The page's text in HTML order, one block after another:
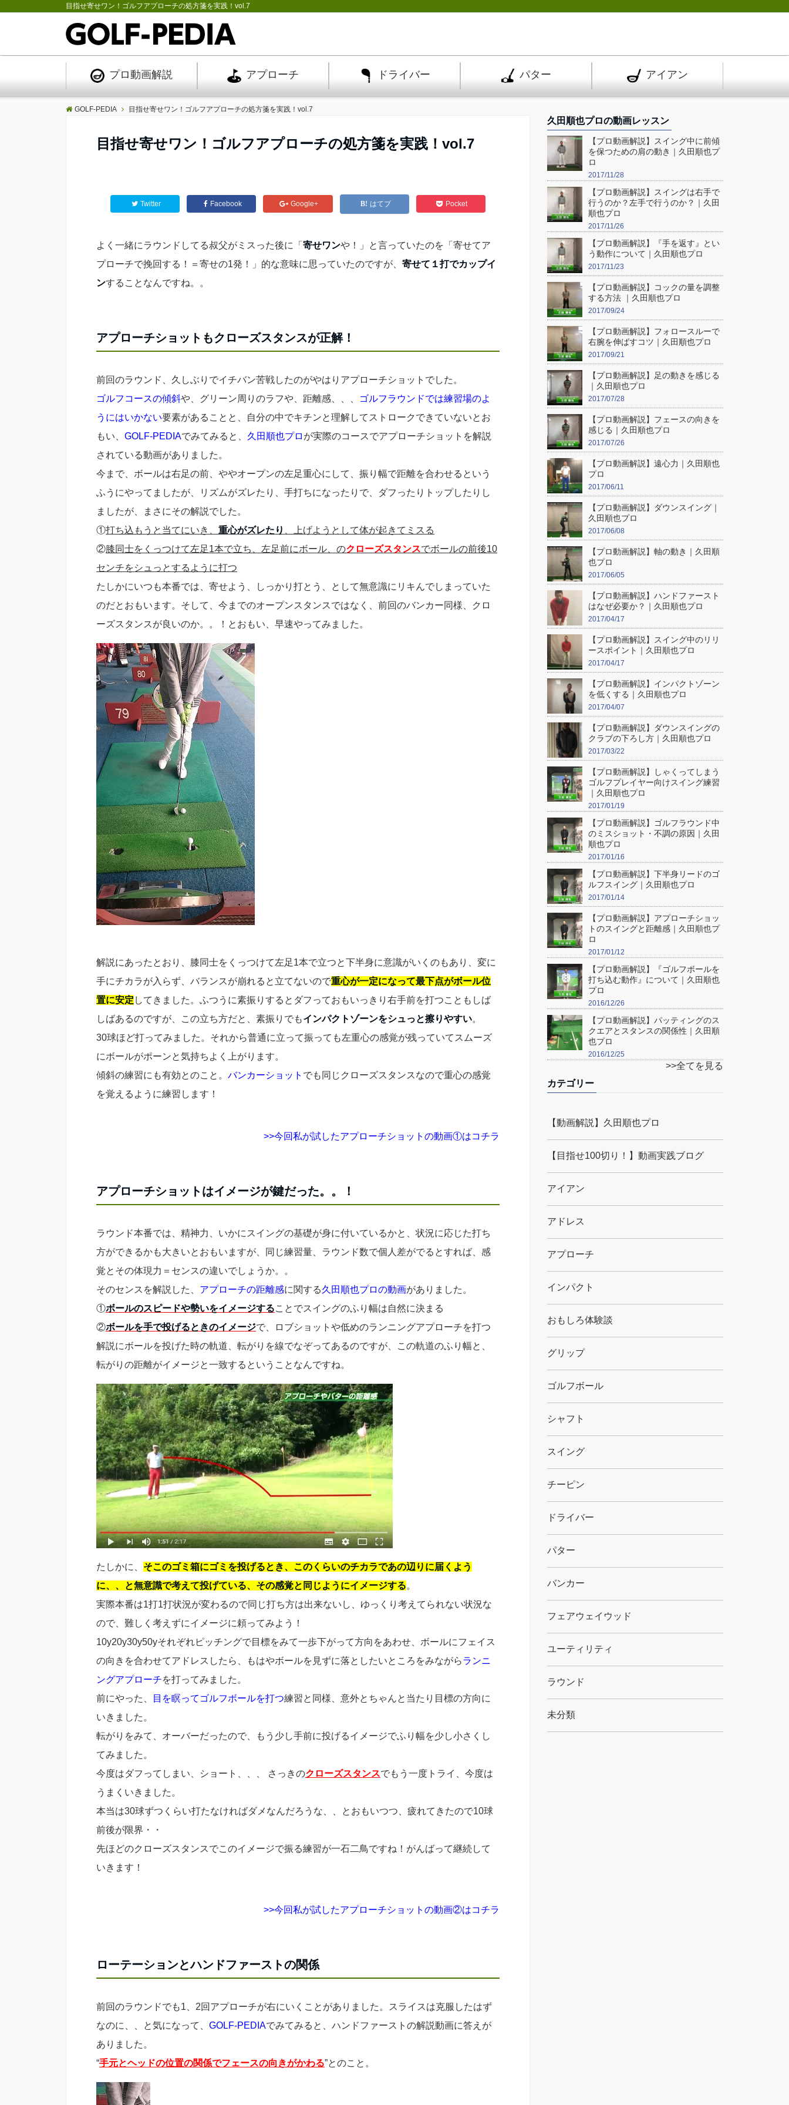
目指せ寄せワン！ゴルフアプローチの処方箋を実践！vol.7
プロ動画解説 アプローチ ドライバー パター アイアン
GOLF-PEDIA 目指せ寄せワン！ゴルフアプローチの処方箋を実践！vol.7
目指せ寄せワン！ゴルフアプローチの処方箋を実践！vol.7
Twitter Facebook Google+ はてブ Pocket
よく一緒にラウンドしてる叔父がミスった後に「 寄せワンや！」と言っていたのを「寄せてア
プローチで挽回する！＝寄せの1発！」的な意味に思っていたのですが、 寄せて１打でカップイ
ンすることなんですね。。
アプローチショットもクローズスタンスが正解！
前回のラウンド、久しぶりでイチバン苦戦したのがやはりアプローチショットでした。
ゴルフコースの傾斜や、グリーン周りのラフや、距離感、、、
ゴルフラウンドでは練習場のよ
うにはいかない要素があることと、自分の中でキチンと理解してストロークできていないとお
もい、 GOLF-PEDIAでみてみると、 久田順也プロ が実際のコースでアプローチショットを解説
されている動画がありました。
今まで、ボールは右足の前、ややオープンの左足重心にして、振り幅で距離を合わせるという
ふうにやってましたが、リズムがズレたり、手打ちになったりで、ダフったりトップしたりし
ましたが、まさにその解説でした。
①打ち込もうと当てにいき、 重心がズレたり
、上げようとして体が起きてミスる
②膝同士をくっつけて左足1本で立ち、左足前にボール、のクローズスタンスでボールの前後10
センチをシュっとするように打つ
たしかにいつも本番では、寄せよう、しっかり打とう、として無意識にリキんでしまっていた
のだとおもいます。そして、今までのオープンスタンスではなく、前回のバンカー同様、クロ
ーズスタンスが良いのか。。！とおもい、早速やってみました。
解説にあったとおり、膝同士をくっつけて左足1本で立つと下半身に意識がいくのもあり、変に
手にチカラが入らず、バランスが崩れると立てないので重心が一定になって最下点がボール位
置に安定 してきました。ふつうに素振りするとダフっておもいっきり右手前を打つこともしば
しばあるのですが、この立ち方だと、素振りでもインパクトゾーンをシュっと擦りやすい。
30球ほど打ってみました。それから普通に立って振っても左重心の感覚が残っていてスムーズ
にボールがポーンと気持ちよく上がります。
傾斜の練習にも有効とのこと。 バンカーショット でも同じクローズスタンスなので重心の感覚
を覚えるように練習します！
>>今回私が試したアプローチショットの動画①はコチラ
アプローチショットはイメージが鍵だった。。！
ラウンド本番では、精神力、いかにスイングの基礎が身に付いているかと、状況に応じた打ち
方ができるかも大きいとおもいますが、同じ練習量、ラウンド数で個人差がでるとすれば、感
覚とその体現力＝センスの違いでしょうか。。
そのセンスを解説した、 アプローチの距離感に関する久田順也プロの動画がありました。
①ボールのスピードや勢いをイメージすることでスイングのふり幅は自然に決まる
②ボールを手で投げるときのイメージで、ロブショットや低めのランニングアプローチを打つ
解説にボールを投げた時の軌道、転がりを線でなぞってあるのですが、この軌道のふり幅と、
転がりの距離がイメージと一致するということなんですね。
たしかに、 そこのゴミ箱にゴミを投げるとき、このくらいのチカラであの辺りに届くよう
に、、と無意識で考えて投げている、その感覚と同じようにイメージする。
実際本番は1打1打状況が変わるので同じ打ち方は出来ないし、ゆっくり考えてられない状況な
ので、難しく考えずにイメージに頼ってみよう！
10y20y30y50yそれぞれピッチングで目標をみて一歩下がって方向をあわせ、ボールにフェイス
の向きを合わせてアドレスしたら、もはやボールを見ずに落としたいところをみながらランニ
ングアプローチを打ってみました。
前にやった、
目を瞑ってゴルフボールを打つ練習と同様、意外とちゃんと当たり目標の方向に
いきました。
転がりをみて、オーバーだったので、もう少し手前に投げるイメージでふり幅を少し小さくし
てみました。
今度はダフってしまい、ショート、、、 さっきのクローズスタンスでもう一度トライ、今度は
うまくいきました。
本当は30球ずつくらい打たなければダメなんだろうな、、とおもいつつ、疲れてきたので10球
前後が限界・・
先ほどのクローズスタンスでこのイメージで振る練習が一石二鳥ですね！がんばって継続して
いきます！
>>今回私が試したアプローチショットの動画②はコチラ
ローテーションとハンドファーストの関係
前回のラウンドでも1、2回アプローチが右にいくことがありました。スライスは克服したはず
なのに、、と気になって、 GOLF-PEDIAでみてみると、ハンドファーストの解説動画に答えが
ありました。
“手元とヘッドの位置の関係でフェースの向きがかわる”とのこと。
久田順也プロの動画レッスン
【プロ動画解説】スイング中に前傾
を保つための肩の動き｜久田順也プ
ロ
2017/11/28
【プロ動画解説】スイングは右手で
行うのか？左手で行うのか？｜久田
順也プロ
2017/11/26
【プロ動画解説】『手を返す』とい
う動作について｜久田順也プロ
2017/11/23
【プロ動画解説】コックの量を調整
する方法 ｜久田順也プロ
2017/09/24
【プロ動画解説】フォロースルーで
右腕を伸ばすコツ｜久田順也プロ
2017/09/21
【プロ動画解説】足の動きを感じる
｜久田順也プロ
2017/07/28
【プロ動画解説】フェースの向きを
感じる｜久田順也プロ
2017/07/26
【プロ動画解説】遠心力｜久田順也
プロ
2017/06/11
【プロ動画解説】ダウンスイング｜
久田順也プロ
2017/06/08
【プロ動画解説】軸の動き｜久田順
也プロ
2017/06/05
【プロ動画解説】ハンドファースト
はなぜ必要か？｜久田順也プロ
2017/04/17
【プロ動画解説】スイング中のリリ
ースポイント｜久田順也プロ
2017/04/17
【プロ動画解説】インパクトゾーン
を低くする｜久田順也プロ
2017/04/07
【プロ動画解説】ダウンスイングの
クラブの下ろし方｜久田順也プロ
2017/03/22
【プロ動画解説】しゃくってしまう
ゴルフプレイヤー向けスイング練習
｜久田順也プロ
2017/01/19
【プロ動画解説】ゴルフラウンド中
のミスショット・不調の原因｜久田
順也プロ
2017/01/16
【プロ動画解説】下半身リードのゴ
ルフスイング｜久田順也プロ
2017/01/14
【プロ動画解説】アプローチショッ
トのスイングと距離感｜久田順也プ
ロ
2017/01/12
【プロ動画解説】『ゴルフボールを
打ち込む動作』について｜久田順也
プロ
2016/12/26
【プロ動画解説】パッティングのス
クエアとスタンスの関係性｜久田順
也プロ
2016/12/25
>>全てを見る
カテゴリー
【動画解説】久田順也プロ
【目指せ100切り！】動画実践ブログ
アイアン
アドレス
アプローチ
インパクト
おもしろ体験談
グリップ
ゴルフボール
シャフト
スイング
チーピン
ドライバー
パター
バンカー
フェアウェイウッド
ユーティリティ
ラウンド
未分類